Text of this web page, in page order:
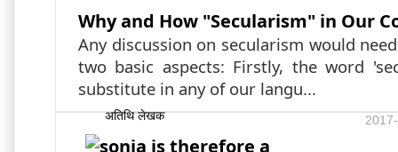
Why and How "Secularism" in Our
Any discussion on secularism would
two basic aspects: Firstly, the word
substitute in any of our langu...
अतिथि लेखक